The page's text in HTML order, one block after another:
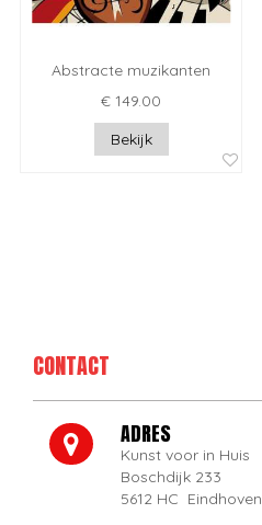
Abstracte muzikanten
€ 149.00
Bekijk
CONTACT
ADRES
Kunst voor in Huis
Boschdijk 233
5612 HC Eindhoven